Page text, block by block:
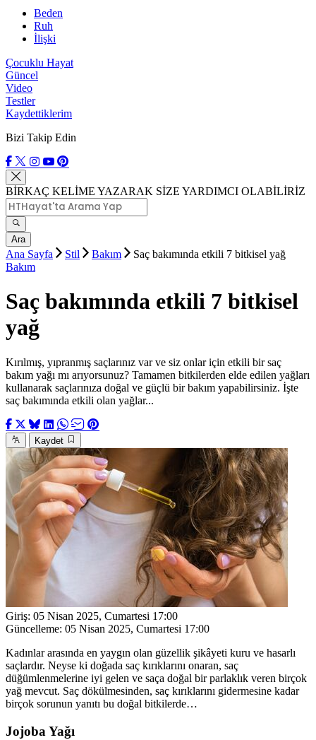
Beden
Ruh
İlişki
Çocuklu Hayat
Güncel
Video
Testler
Kaydettiklerim
Bizi Takip Edin
BİRKAÇ KELİME YAZARAK SİZE YARDIMCI OLABİLİRİZ
Ara
Ana Sayfa Stil Bakım
Saç bakımında etkili 7 bitkisel yağ
Bakım
Saç bakımında etkili 7 bitkisel
yağ
Kırılmış, yıpranmış saçlarınız var ve siz onlar için etkili bir saç
bakım yağı mı arıyorsunuz? Tamamen bitkilerden elde edilen yağları
kullanarak saçlarınıza doğal ve güçlü bir bakım yapabilirsiniz. İşte
saç bakımında etkili olan yağlar...
Kaydet
Giriş: 05 Nisan 2025, Cumartesi 17:00
Güncelleme: 05 Nisan 2025, Cumartesi 17:00
Kadınlar arasında en yaygın olan güzellik şikâyeti kuru ve hasarlı
saçlardır. Neyse ki doğada saç kırıklarını onaran, saç
düğümlenmelerine iyi gelen ve saça doğal bir parlaklık veren birçok
yağ mevcut. Saç dökülmesinden, saç kırıklarını gidermesine kadar
birçok sorunun yanıtı bu doğal bitkilerde…
Jojoba Yağı